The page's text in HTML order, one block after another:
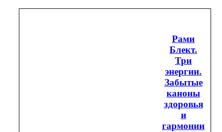
Рами
Блект.
Три
энергии.
Забытые
каноны
здоровья
и
гармонии